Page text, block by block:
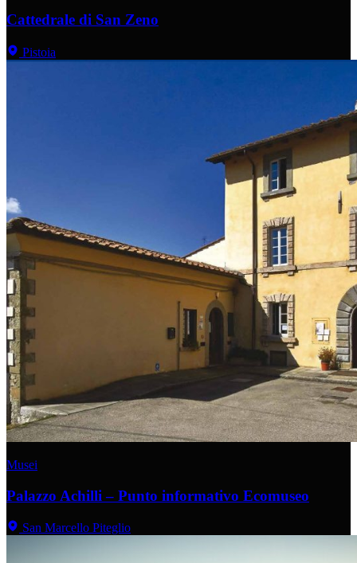
Cattedrale di San Zeno
Pistoia
Musei
Palazzo Achilli – Punto informativo Ecomuseo
San Marcello Piteglio